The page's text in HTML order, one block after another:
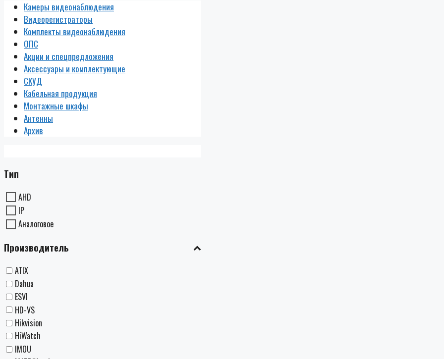
Камеры видеонаблюдения
Видеорегистраторы
Комплекты видеонаблюдения
ОПС
Акции и спецпредложения
Аксессуары и комплектующие
СКУД
Кабельная продукция
Монтажные шкафы
Антенны
Архив
Тип
AHD
IP
Аналоговое
Производитель
ATIX
Dahua
ESVI
HD-VS
Hikvision
HiWatch
IMOU